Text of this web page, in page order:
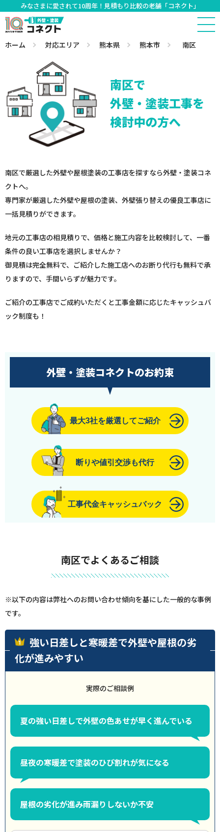
みなさまに愛されて10周年！見積もり比較の老舗「コネクト」
ホーム 対応エリア 熊本県 熊本市 南区
南区で
外壁・塗装工事を
検討中の方へ
南区で厳選した外壁や屋根塗装の工事店を探すなら外壁・塗装コネ
クトへ。
専門家が厳選した外壁や屋根の塗装、外壁張り替えの優良工事店に
一括見積りができます。
地元の工事店の相見積りで、価格と施工内容を比較検討して、一番
条件の良い工事店を選択しませんか？
御見積は完全無料で、ご紹介した施工店へのお断り代行も無料で承
りますので、手間いらずが魅力です。
ご紹介の工事店でご成約いただくと工事金額に応じたキャッシュバ
ック制度も！
外壁・塗装コネクトのお約束
最大3社を厳選してご紹介
断りや値引交渉も代行
工事代金キャッシュバック
南区でよくあるご相談
※以下の内容は弊社へのお問い合わせ傾向を基にした一般的な事例
です。
強い日差しと寒暖差で外壁や屋根の劣
化が進みやすい
実際のご相談例
夏の強い日差しで外壁の色あせが早く進んでいる
昼夜の寒暖差で塗装のひび割れが気になる
屋根の劣化が進み雨漏りしないか不安